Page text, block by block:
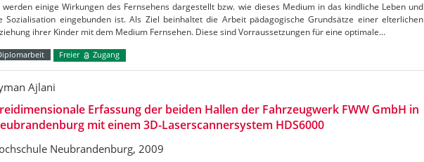
werden einige Wirkungen des Fernsehens dargestellt bzw. wie dieses Medium in das kindliche Leben und
Sozialisation eingebunden ist. Als Ziel beinhaltet die Arbeit pädagogische Grundsätze einer elterlichen
ihrer Kinder mit dem Medium Fernsehen. Diese sind Vorraussetzungen für eine optimale…
Freier Zugang
Ajlani
Erfassung der beiden Hallen der Fahrzeugwerk FWW GmbH in
mit einem 3D-Laserscannersystem HDS6000
Neubrandenburg, 2009